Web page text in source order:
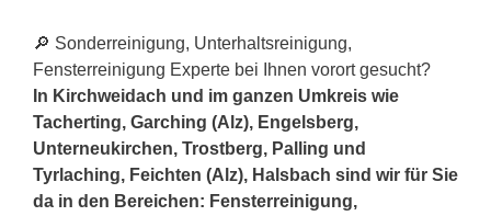
🔎 Sonderreinigung, Unterhaltsreinigung,
Fensterreinigung Experte bei Ihnen vorort gesucht?
In Kirchweidach und im ganzen Umkreis wie
Tacherting, Garching (Alz), Engelsberg,
Unterneukirchen, Trostberg, Palling und
Tyrlaching, Feichten (Alz), Halsbach sind wir für Sie
da in den Bereichen: Fensterreinigung,